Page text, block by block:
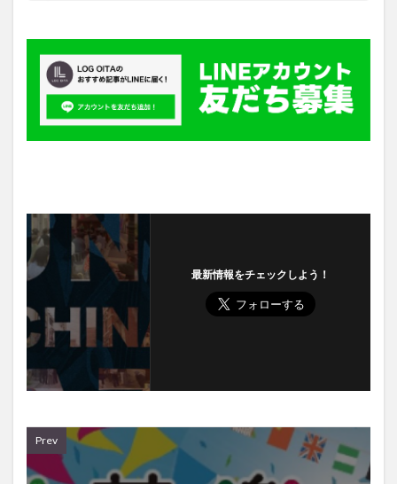
最新情報をチェックしよう！
Prev